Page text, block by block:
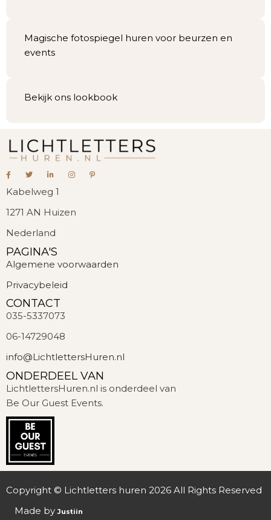
Magische fotospiegel huren voor beurzen en
events
Bekijk ons lookbook
Kabelweg 1
1271 AN Huizen
Nederland
PAGINA'S
Algemene voorwaarden
Privacybeleid
CONTACT
035-5337073
06-14729048
info@LichtlettersHuren.nl
ONDERDEEL VAN
LichtlettersHuren.nl is onderdeel van
Be Our Guest Events.
Copyright © Lichtletters huren 2026 All Rights Reserved
Made byJustiin